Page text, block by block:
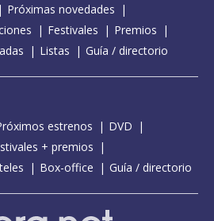
Próximas novedades
Festivales
Premios
Listas Guía / directorio
estrenos
DVD
+ premios
Box-office Guía / directorio